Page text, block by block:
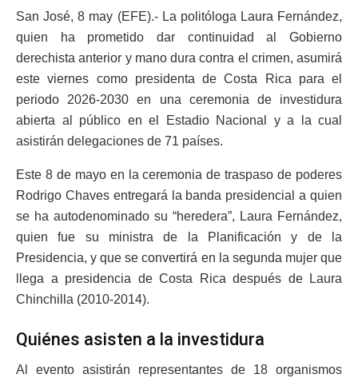
San José, 8 may (EFE).- La politóloga Laura Fernández,
quien ha prometido dar continuidad al Gobierno
derechista anterior y mano dura contra el crimen, asumirá
este viernes como presidenta de Costa Rica para el
periodo 2026-2030 en una ceremonia de investidura
abierta al público en el Estadio Nacional y a la cual
asistirán delegaciones de 71 países.
Este 8 de mayo en la ceremonia de traspaso de poderes
Rodrigo Chaves entregará la banda presidencial a quien
se ha autodenominado su “heredera”, Laura Fernández,
quien fue su ministra de la Planificación y de la
Presidencia, y que se convertirá en la segunda mujer que
llega a presidencia de Costa Rica después de Laura
Chinchilla (2010-2014).
Quiénes asisten a la investidura
Al evento asistirán representantes de 18 organismos